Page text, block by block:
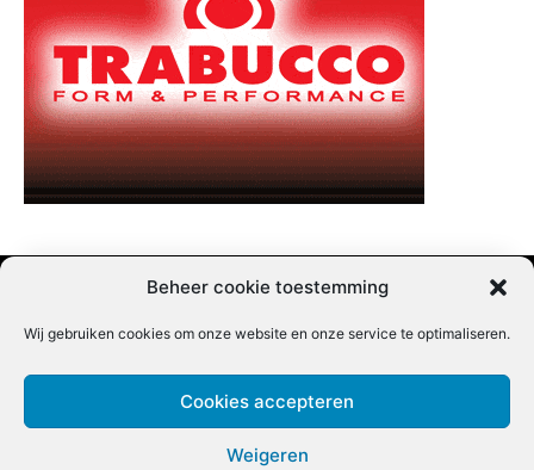
Beheer cookie toestemming
Wij gebruiken cookies om onze website en onze service te optimaliseren.
Cookies accepteren
Weigeren
Nieuwsbrief inschrijven | Partner content